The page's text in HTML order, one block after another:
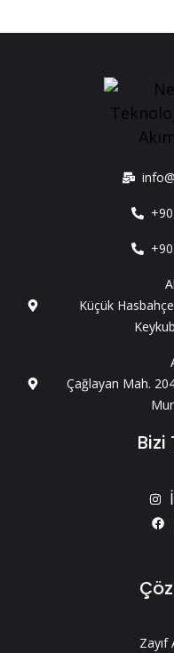
Küçük
Çağlayan Mah.
Bizi
Zayıf